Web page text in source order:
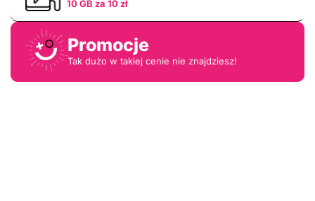
10 GB za 10 zł
Promocje
Tak dużo w takiej cenie nie znajdziesz!